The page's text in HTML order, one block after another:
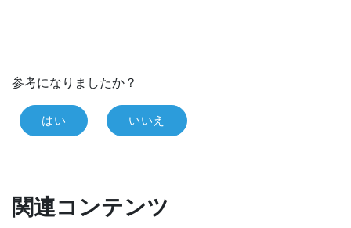
参考になりましたか？
はい いいえ
関連コンテンツ